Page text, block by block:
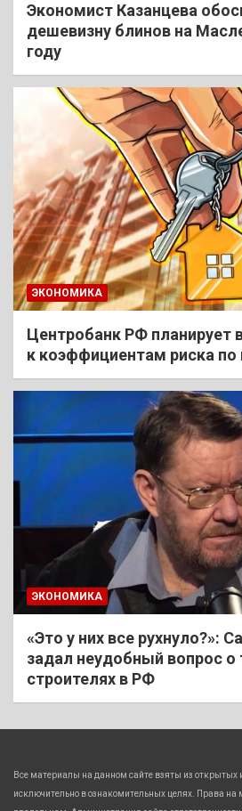
Экономист Казанцева
дешевизну блинов на
году
ЭКОНОМИКА
Центробанк РФ планирует
к коэффициентам риска по
ЭКОНОМИКА
«Это у них все рухнуло?»:
задал неудобный вопрос о
строителях в РФ
Все материалы на данном сайте взяты из открытых
исключительно в ознакомительных целях. Права